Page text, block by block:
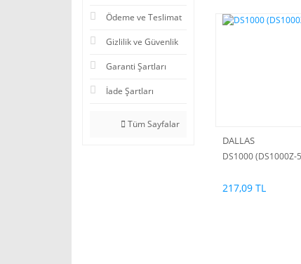
Ödeme ve Teslimat
Gizlilik ve Güvenlik
Garanti Şartları
İade Şartları
Tüm Sayfalar
DALLAS
DS1000 (DS1000Z-
217,09 TL